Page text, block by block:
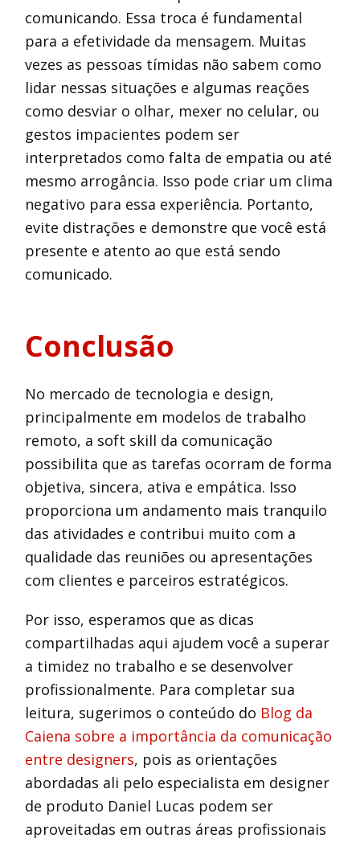
comunicando. Essa troca é fundamental
para a efetividade da mensagem. Muitas
vezes as pessoas tímidas não sabem como
lidar nessas situações e algumas reações
como desviar o olhar, mexer no celular, ou
gestos impacientes podem ser
interpretados como falta de empatia ou até
mesmo arrogância. Isso pode criar um clima
negativo para essa experiência. Portanto,
evite distrações e demonstre que você está
presente e atento ao que está sendo
comunicado.
Conclusão
No mercado de tecnologia e design,
principalmente em modelos de trabalho
remoto, a soft skill da comunicação
possibilita que as tarefas ocorram de forma
objetiva, sincera, ativa e empática. Isso
proporciona um andamento mais tranquilo
das atividades e contribui muito com a
qualidade das reuniões ou apresentações
com clientes e parceiros estratégicos.
Por isso, esperamos que as dicas
compartilhadas aqui ajudem você a superar
a timidez no trabalho e se desenvolver
profissionalmente. Para completar sua
leitura, sugerimos o conteúdo do Blog da
Caiena sobre a importância da comunicação
entre designers, pois as orientações
abordadas ali pelo especialista em designer
de produto Daniel Lucas podem ser
aproveitadas em outras áreas profissionais